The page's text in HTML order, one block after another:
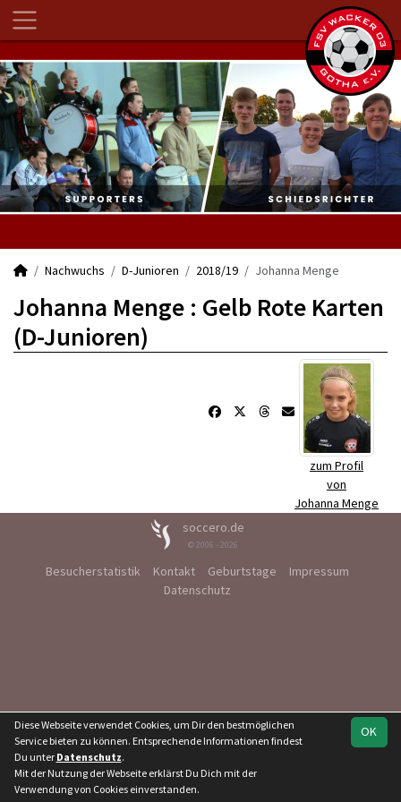
Nachwuchs D-Junioren 2018/19 Johanna Menge
Johanna Menge : Gelb Rote Karten
(D-Junioren)
zum Profil
von
Johanna Menge
soccero.de
© 2006 - 2026
Besucherstatistik Kontakt Geburtstage
Impressum
Datenschutz
OK
Diese Webseite verwendet Cookies, um Dir den bestmöglichen
Service bieten zu können. Entsprechende Informationen findest
Du unter Datenschutz.
Mit der Nutzung der Webseite erklärst Du Dich mit der
Verwendung von Cookies einverstanden.